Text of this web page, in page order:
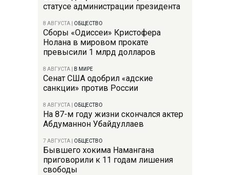
статусе администрации президента
8 АВГУСТА ОБЩЕСТВО
Сборы «Одиссеи» Кристофера
Нолана в мировом прокате
превысили 1 млрд долларов
8 АВГУСТА В МИРЕ
Сенат США одобрил «адские
санкции» против России
8 АВГУСТА ОБЩЕСТВО
На 87-м году жизни скончался актер
Абдуманнон Убайдуллаев
7 АВГУСТА ОБЩЕСТВО
Бывшего хокима Намангана
приговорили к 11 годам лишения
свободы